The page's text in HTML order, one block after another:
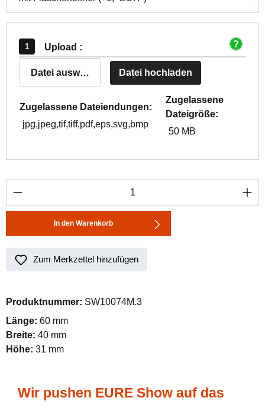
Upload :
Datei auswählen Datei hochladen
Zugelassene Dateiendungen:
jpg,jpeg,tif,tiff,pdf,eps,svg,bmp
Zugelassene
Dateigröße:
50 MB
Produkt Anzahl: Gib den gewünschten
In den Warenkorb
Zum Merkzettel hinzufügen
Produktnummer: SW10074M.3
Länge: 60 mm
Breite: 40 mm
Höhe: 31 mm
Wir pushen EURE Show auf das